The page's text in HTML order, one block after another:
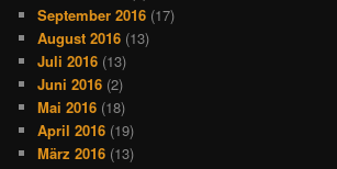
September 2016 (17)
August 2016 (13)
Juli 2016 (13)
Juni 2016 (2)
Mai 2016 (18)
April 2016 (19)
März 2016 (13)